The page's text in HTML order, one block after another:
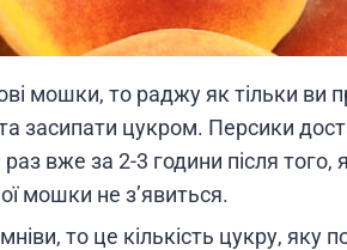
мошки, то раджу як тільки ви
засипати цукром. Персики
вже за 2-3 години після того,
мошки не з’явиться.
то це кількість цукру, яку